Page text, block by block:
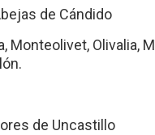
de Cándido
Monteolivet, Olivalia,
de Uncastillo